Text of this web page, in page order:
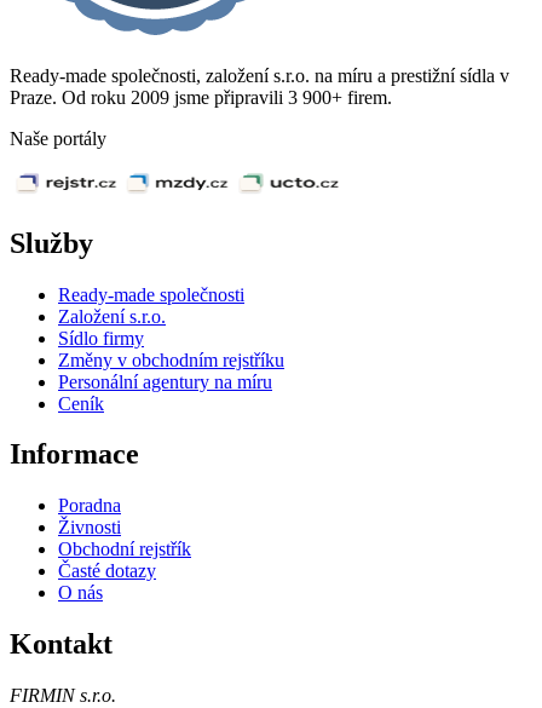
Ready-made společnosti, založení s.r.o. na míru a prestižní sídla v
Praze. Od roku 2009 jsme připravili 3 900+ firem.
Naše portály
Služby
Ready-made společnosti
Založení s.r.o.
Sídlo firmy
Změny v obchodním rejstříku
Personální agentury na míru
Ceník
Informace
Poradna
Živnosti
Obchodní rejstřík
Časté dotazy
O nás
Kontakt
FIRMIN s.r.o.